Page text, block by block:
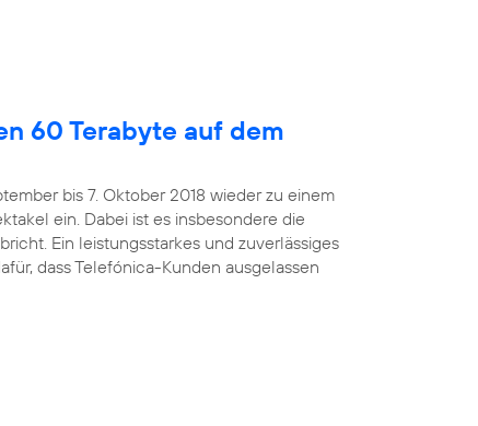
60 Terabyte auf dem
bis 7. Oktober 2018 wieder zu einem
ein. Dabei ist es insbesondere die
Ein leistungsstarkes und zuverlässiges
dass Telefónica-Kunden ausgelassen